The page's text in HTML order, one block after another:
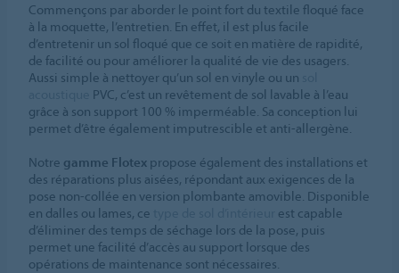
Commençons par aborder le point fort du textile floqué face
à la moquette, l’entretien. En effet, il est plus facile
d’entretenir un sol floqué que ce soit en matière de rapidité,
de facilité ou pour améliorer la qualité de vie des usagers.
Aussi simple à nettoyer qu’un sol en vinyle ou un
PVC, c’est un revêtement de sol lavable à l’eau
grâce à son support 100 % imperméable. Sa conception lui
permet d’être également imputrescible et anti-allergène.
Notre gamme Flotex propose également des installations et
des réparations plus aisées, répondant aux exigences de la
pose non-collée en version plombante amovible. Disponible
en dalles ou lames, ce
est capable
d’éliminer des temps de séchage lors de la pose, puis
permet une facilité d’accès au support lorsque des
opérations de maintenance sont nécessaires.